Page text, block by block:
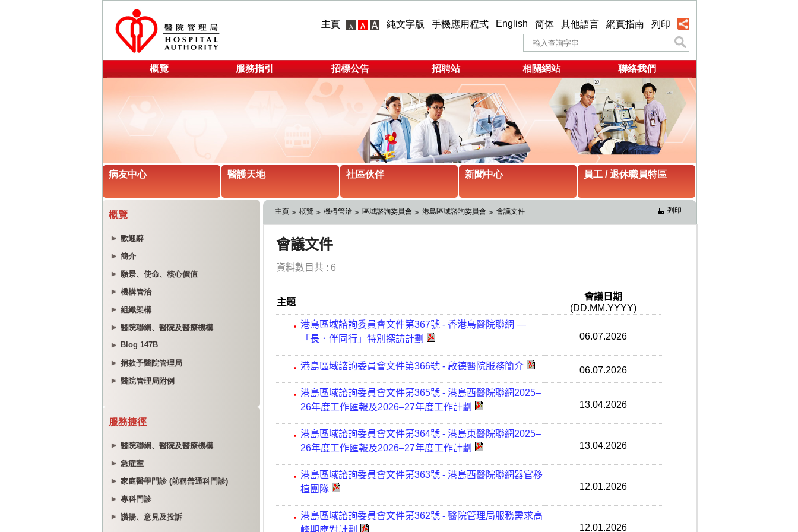
主頁 純文字版 手機應用程式 English 简体 其他語言 網頁指南 列印
概覽 服務指引 招標公告 招聘站 相關網站 聯絡我們
病友中心 醫護天地 社區伙伴 新聞中心 員工 / 退休職員特區
概覽
歡迎辭
簡介
願景、使命、核心價值
機構管治
組織架構
醫院聯網、醫院及醫療機構
Blog 147B
捐款予醫院管理局
醫院管理局附例
服務捷徑
醫院聯網、醫院及醫療機構
急症室
家庭醫學門診 (前稱普通科門診)
專科門診
讚揚、意見及投訴
主頁 概覽 機構管治 區域諮詢委員會 港島區域諮詢委員會 會議文件 列印